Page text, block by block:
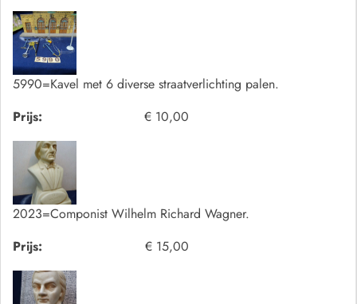
5990=Kavel met 6 diverse straatverlichting palen.
Prijs:
€ 10,00
2023=Componist Wilhelm Richard Wagner.
Prijs:
€ 15,00